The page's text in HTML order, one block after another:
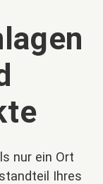
nur ein Ort
Ihres